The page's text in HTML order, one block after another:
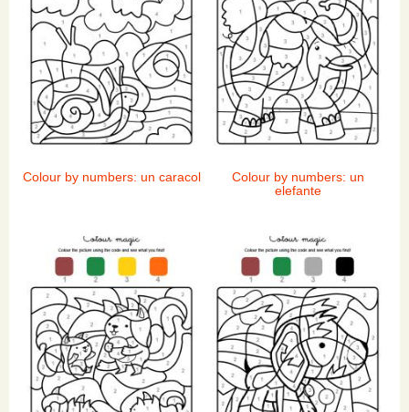
Colour by numbers: un caracol
Colour by numbers: un
elefante